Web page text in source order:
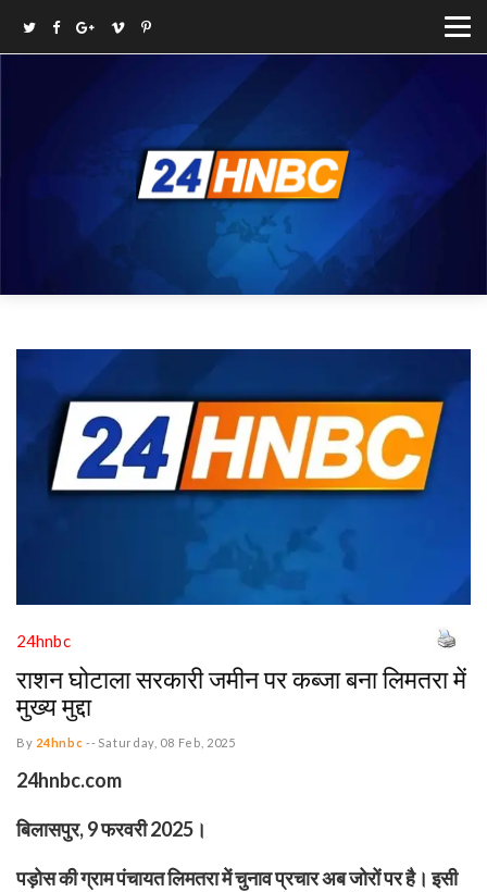
24hnbc
राशन घोटाला सरकारी जमीन पर कब्जा बना लिमतरा में
मुख्य मुद्दा
By 24hnbc -- Saturday, 08 Feb, 2025
24hnbc.com
बिलासपुर, 9 फरवरी 2025।
पड़ोस की ग्राम पंचायत लिमतरा में चुनाव प्रचार अब जोरों पर है। इसी